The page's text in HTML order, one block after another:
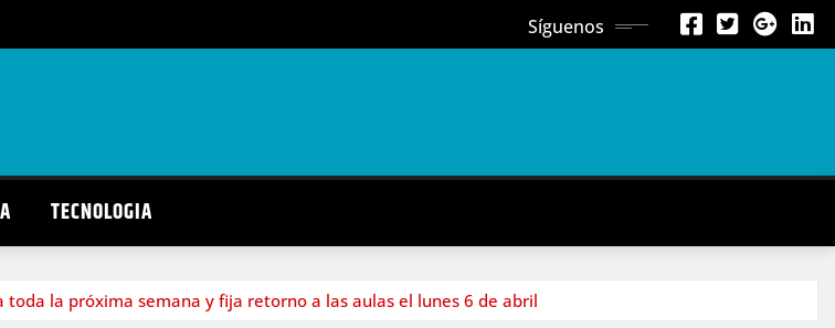
Síguenos
TECNOLOGIA
la próxima semana y fija retorno a las aulas el lunes 6 de abril